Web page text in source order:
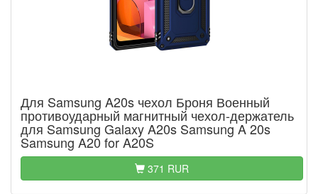
Для Samsung A20s чехол Броня Военный
противоударный магнитный чехол-держатель
для Samsung Galaxy A20s Samsung A 20s
Samsung A20 for A20S
371 RUR